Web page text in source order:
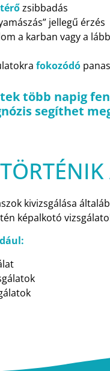
zsibbadás
jellegű érzés
a karban vagy a
fokozódó
több napig
segíthet
kivizsgálása
képalkotó